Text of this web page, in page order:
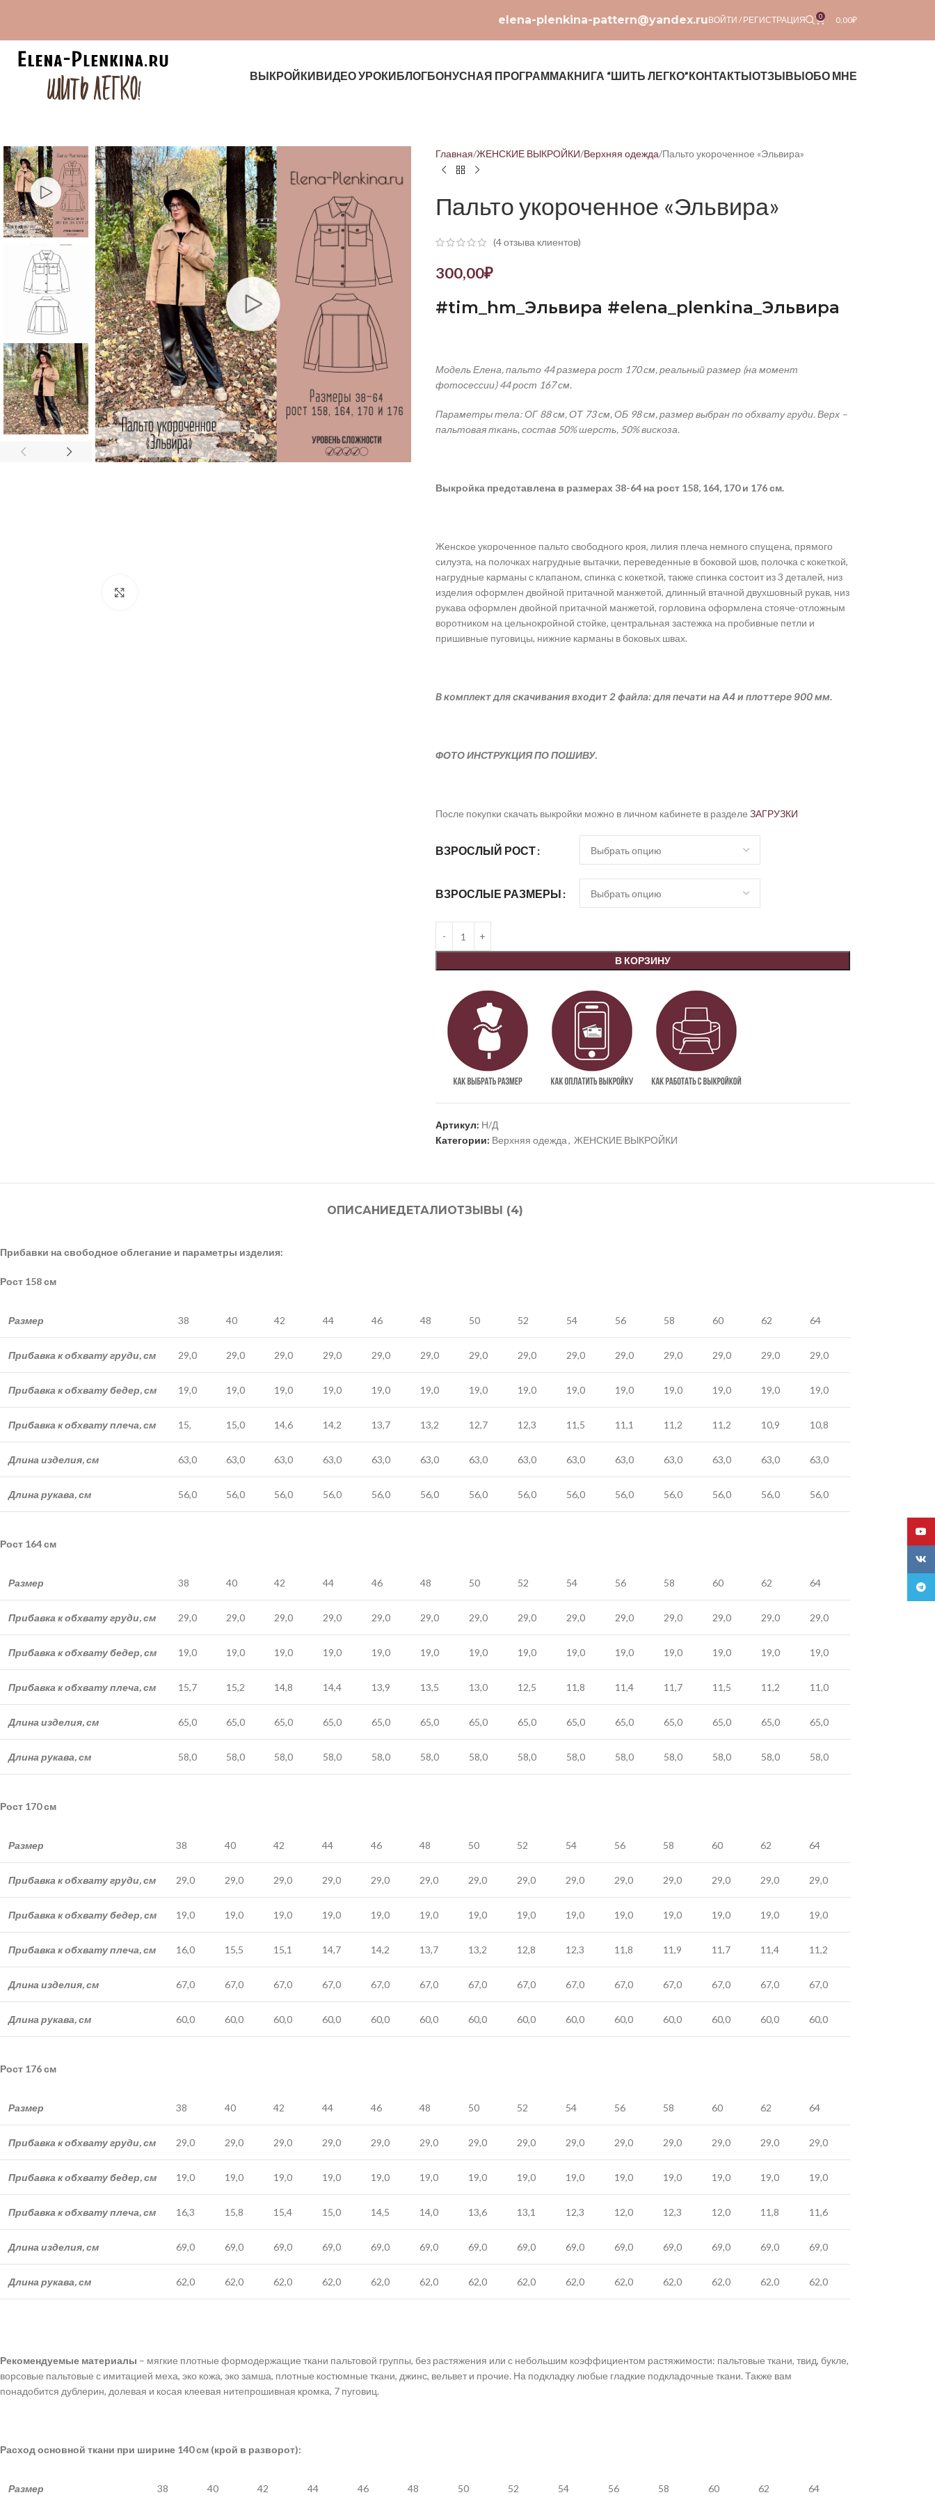
elena-plenkina-pattern@yandex.ruВОЙТИ / РЕГИСТРАЦИЯ 0 0,00₽
ВЫКРОЙКИВИДЕО УРОКИБЛОГБОНУСНАЯ ПРОГРАММАКНИГА “ШИТЬ ЛЕГКО”КОНТАКТЫОТЗЫВЫОБО МНЕ
Главная ЖЕНСКИЕ ВЫКРОЙКИ Верхняя одежда Пальто укороченное «Эльвира»
Пальто укороченное «Эльвира»
(4отзыва клиентов)
300,00₽
#tim hm _Эльвира #elena plenkina _Эльвира
Модель Елена, пальто 44 размера рост 170 см, реальный размер (на момент
фотосессии) 44 рост 167 см.
Параметры тела: ОГ 88 см, ОТ 73 см, ОБ 98 см, размер выбран по обхвату груди. Верх –
пальтовая ткань, состав 50% шерсть, 50% вискоза.
Выкройка представлена в размерах 38-64 на рост 158, 164, 170 и 176 см.
Женское укороченное пальто свободного кроя, лилия плеча немного спущена, прямого
силуэта, на полочках нагрудные вытачки, переведенные в боковой шов, полочка с кокеткой,
нагрудные карманы с клапаном, спинка с кокеткой, также спинка состоит из 3 деталей, низ
изделия оформлен двойной притачной манжетой, длинный втачной двухшовный рукав, низ
рукава оформлен двойной притачной манжетой, горловина оформлена стояче-отложным
воротником на цельнокройной стойке, центральная застежка на пробивные петли и
пришивные пуговицы, нижние карманы в боковых швах.
В комплект для скачивания входит 2 файла: для печати на А4 и плоттере 900 мм.
ФОТО ИНСТРУКЦИЯ ПО ПОШИВУ.
После покупки скачать выкройки можно в личном кабинете в разделе ЗАГРУЗКИ
ВЗРОСЛЫЙ РОСТ
ВЗРОСЛЫЕ РАЗМЕРЫ
В КОРЗИНУ
Артикул: Н/Д
Категории: Верхняя одежда, ЖЕНСКИЕ ВЫКРОЙКИ
ОПИСАНИЕДЕТАЛИ ОТЗЫВЫ (4)
Прибавки на свободное облегание и параметры изделия:
Рост 158 см
Размер 38 40 42 44 46 48 50 52 54 56 58 60 62 64
Прибавка к обхвату груди, см 29,0 29,0 29,0 29,0 29,0 29,0 29,0 29,0 29,0 29,0 29,0 29,0 29,0 29,0
Прибавка к обхвату бедер, см 19,0 19,0 19,0 19,0 19,0 19,0 19,0 19,0 19,0 19,0 19,0 19,0 19,0 19,0
Прибавка к обхвату плеча, см 15, 15,0 14,6 14,2 13,7 13,2 12,7 12,3 11,5 11,1 11,2 11,2 10,9 10,8
Длина изделия, см 63,0 63,0 63,0 63,0 63,0 63,0 63,0 63,0 63,0 63,0 63,0 63,0 63,0 63,0
Длина рукава, см 56,0 56,0 56,0 56,0 56,0 56,0 56,0 56,0 56,0 56,0 56,0 56,0 56,0 56,0
Рост 164 см
Размер 38 40 42 44 46 48 50 52 54 56 58 60 62 64
Прибавка к обхвату груди, см 29,0 29,0 29,0 29,0 29,0 29,0 29,0 29,0 29,0 29,0 29,0 29,0 29,0 29,0
Прибавка к обхвату бедер, см 19,0 19,0 19,0 19,0 19,0 19,0 19,0 19,0 19,0 19,0 19,0 19,0 19,0 19,0
Прибавка к обхвату плеча, см 15,7 15,2 14,8 14,4 13,9 13,5 13,0 12,5 11,8 11,4 11,7 11,5 11,2 11,0
Длина изделия, см 65,0 65,0 65,0 65,0 65,0 65,0 65,0 65,0 65,0 65,0 65,0 65,0 65,0 65,0
Длина рукава, см 58,0 58,0 58,0 58,0 58,0 58,0 58,0 58,0 58,0 58,0 58,0 58,0 58,0 58,0
Рост 170 см
Размер 38 40 42 44 46 48 50 52 54 56 58 60 62 64
Прибавка к обхвату груди, см 29,0 29,0 29,0 29,0 29,0 29,0 29,0 29,0 29,0 29,0 29,0 29,0 29,0 29,0
Прибавка к обхвату бедер, см 19,0 19,0 19,0 19,0 19,0 19,0 19,0 19,0 19,0 19,0 19,0 19,0 19,0 19,0
Прибавка к обхвату плеча, см 16,0 15,5 15,1 14,7 14,2 13,7 13,2 12,8 12,3 11,8 11,9 11,7 11,4 11,2
Длина изделия, см 67,0 67,0 67,0 67,0 67,0 67,0 67,0 67,0 67,0 67,0 67,0 67,0 67,0 67,0
Длина рукава, см 60,0 60,0 60,0 60,0 60,0 60,0 60,0 60,0 60,0 60,0 60,0 60,0 60,0 60,0
Рост 176 см
Размер 38 40 42 44 46 48 50 52 54 56 58 60 62 64
Прибавка к обхвату груди, см 29,0 29,0 29,0 29,0 29,0 29,0 29,0 29,0 29,0 29,0 29,0 29,0 29,0 29,0
Прибавка к обхвату бедер, см 19,0 19,0 19,0 19,0 19,0 19,0 19,0 19,0 19,0 19,0 19,0 19,0 19,0 19,0
Прибавка к обхвату плеча, см 16,3 15,8 15,4 15,0 14,5 14,0 13,6 13,1 12,3 12,0 12,3 12,0 11,8 11,6
Длина изделия, см 69,0 69,0 69,0 69,0 69,0 69,0 69,0 69,0 69,0 69,0 69,0 69,0 69,0 69,0
Длина рукава, см 62,0 62,0 62,0 62,0 62,0 62,0 62,0 62,0 62,0 62,0 62,0 62,0 62,0 62,0
Рекомендуемые материалы – мягкие плотные формодержащие ткани пальтовой группы, без растяжения или с небольшим коэффициентом растяжимости: пальтовые ткани, твид, букле,
ворсовые пальтовые с имитацией меха, эко кожа, эко замша, плотные костюмные ткани, джинс, вельвет и прочие. На подкладку любые гладкие подкладочные ткани. Также вам
понадобится дублерин, долевая и косая клеевая нитепрошивная кромка, 7 пуговиц.
Расход основной ткани при ширине 140 см (крой в разворот):
Размер 38 40 42 44 46 48 50 52 54 56 58 60 62 64
VK